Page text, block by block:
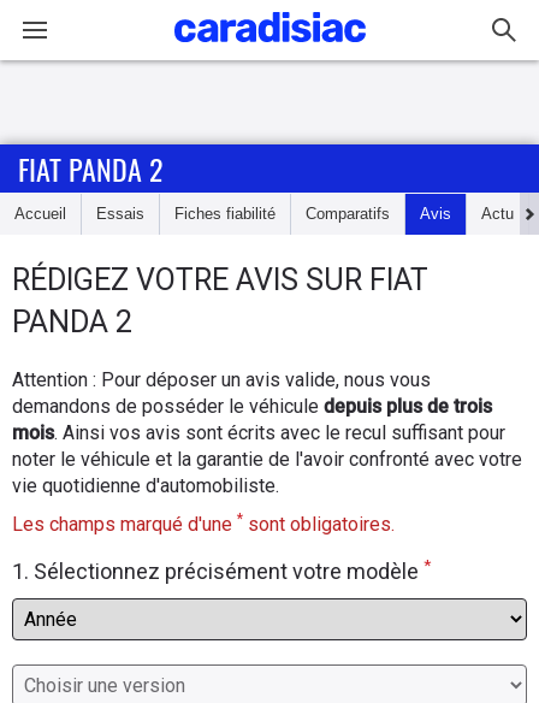
Accueil
Essais
d'achat
Electriques
Flottes
Auto
FIAT PANDA 2
Accueil Essais Fiches fiabilité Comparatifs Avis Actu
RÉDIGEZ VOTRE AVIS SUR FIAT
PANDA 2
Attention : Pour déposer un avis valide, nous vous
demandons de posséder le véhicule depuis plus de trois
mois. Ainsi vos avis sont écrits avec le recul suffisant pour
noter le véhicule et la garantie de l'avoir confronté avec votre
vie quotidienne d'automobiliste.
Les champs marqué d'une * sont obligatoires.
1. Sélectionnez précisément votre modèle *